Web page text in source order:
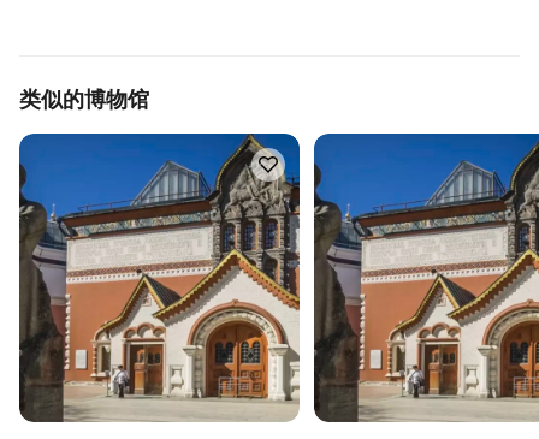
类似的博物馆